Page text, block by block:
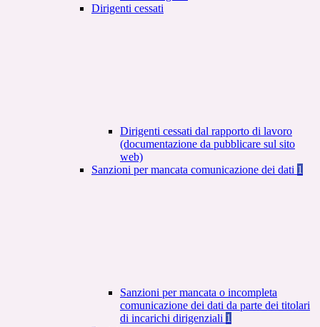
Dirigenti cessati
Dirigenti cessati dal rapporto di lavoro
(documentazione da pubblicare sul sito
web)
Sanzioni per mancata comunicazione dei dati 1
Sanzioni per mancata o incompleta
comunicazione dei dati da parte dei titolari
di incarichi dirigenziali 1